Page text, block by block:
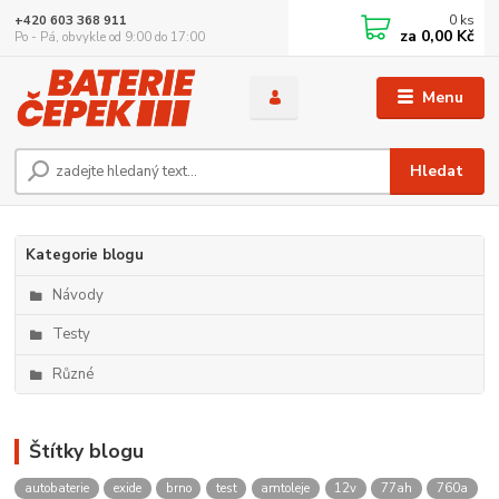
Menu
Hledat
+420 603 368 911
Po - Pá, obvykle od 9:00 do 17:00
0 ks
za 0,00 Kč
Kategorie blogu
Návody
Testy
Různé
Štítky blogu
autobaterie exide brno test amtoleje 12v 77ah
760a